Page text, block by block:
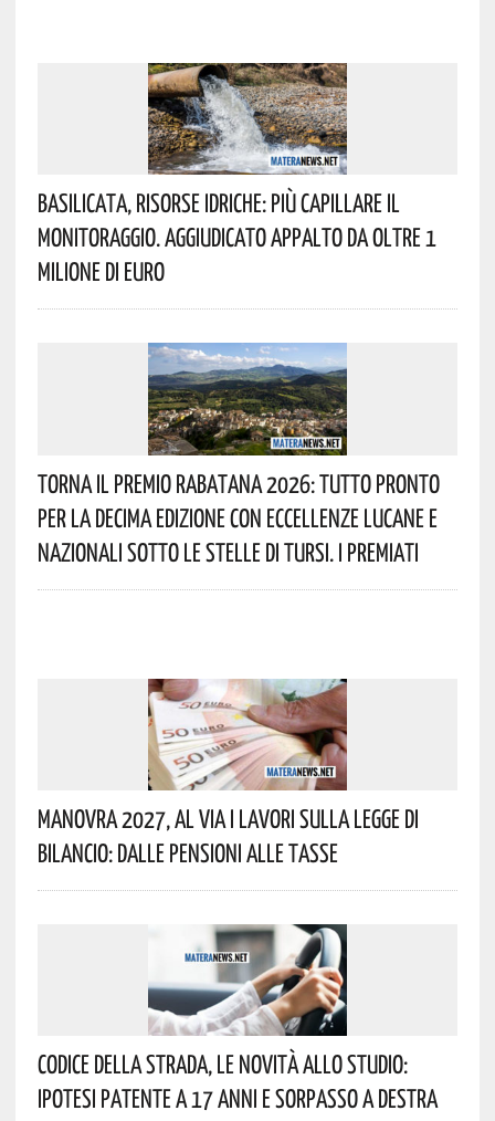
Basilicata, Risorse Idriche: Più Capillare Il
Monitoraggio. Aggiudicato Appalto Da Oltre 1
Milione Di Euro
Torna Il Premio Rabatana 2026: Tutto Pronto
Per La Decima Edizione Con Eccellenze Lucane E
Nazionali Sotto Le Stelle Di Tursi. I Premiati
Manovra 2027, Al Via I Lavori Sulla Legge Di
Bilancio: Dalle Pensioni Alle Tasse
Codice Della Strada, Le Novità Allo Studio:
Ipotesi Patente A 17 Anni E Sorpasso A Destra